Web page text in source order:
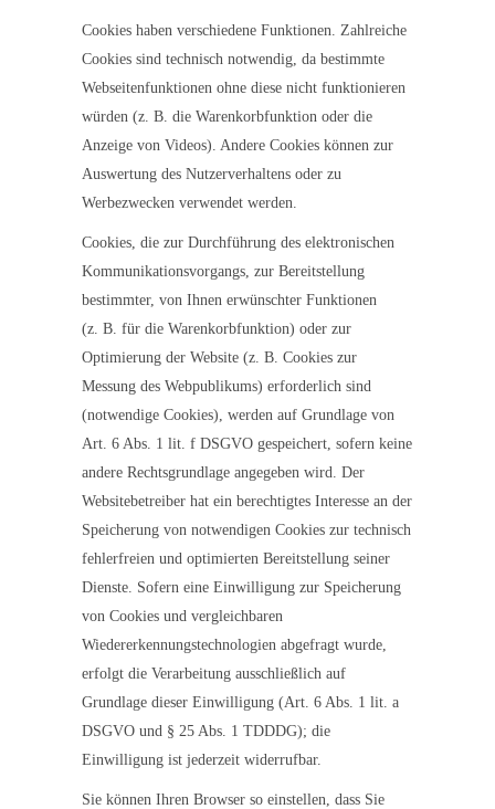
Cookies haben verschiedene Funktionen. Zahlreiche
Cookies sind technisch notwendig, da bestimmte
Webseitenfunktionen ohne diese nicht funktionieren
würden (z. B. die Warenkorbfunktion oder die
Anzeige von Videos). Andere Cookies können zur
Auswertung des Nutzerverhaltens oder zu
Werbezwecken verwendet werden.
Cookies, die zur Durchführung des elektronischen
Kommunikationsvorgangs, zur Bereitstellung
bestimmter, von Ihnen erwünschter Funktionen
(z. B. für die Warenkorbfunktion) oder zur
Optimierung der Website (z. B. Cookies zur
Messung des Webpublikums) erforderlich sind
(notwendige Cookies), werden auf Grundlage von
Art. 6 Abs. 1 lit. f DSGVO gespeichert, sofern keine
andere Rechtsgrundlage angegeben wird. Der
Websitebetreiber hat ein berechtigtes Interesse an der
Speicherung von notwendigen Cookies zur technisch
fehlerfreien und optimierten Bereitstellung seiner
Dienste. Sofern eine Einwilligung zur Speicherung
von Cookies und vergleichbaren
Wiedererkennungstechnologien abgefragt wurde,
erfolgt die Verarbeitung ausschließlich auf
Grundlage dieser Einwilligung (Art. 6 Abs. 1 lit. a
DSGVO und § 25 Abs. 1 TDDDG); die
Einwilligung ist jederzeit widerrufbar.
Sie können Ihren Browser so einstellen, dass Sie